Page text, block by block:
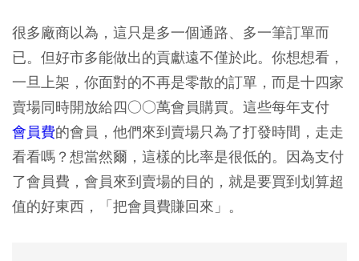
很多廠商以為，這只是多一個通路、多一筆訂單而
已。但好市多能做出的貢獻遠不僅於此。你想想看，
一旦上架，你面對的不再是零散的訂單，而是十四家
賣場同時開放給四○○萬會員購買。這些每年支付
會員費的會員，他們來到賣場只為了打發時間，走走
看看嗎？想當然爾，這樣的比率是很低的。因為支付
了會員費，會員來到賣場的目的，就是要買到划算超
值的好東西，「把會員費賺回來」。